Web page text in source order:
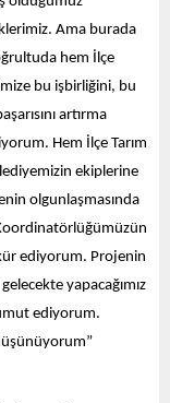
Ama burada
hem İlçe
bu işbirliğini, bu
artırma
Hem İlçe Tarım
ekiplerine
olgunlaşmasında
Koordinatörlüğümüzün
ediyorum. Projenin
yapacağımız
ediyorum.